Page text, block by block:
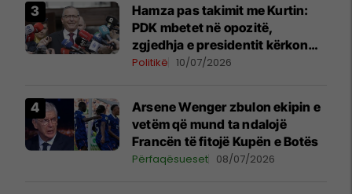
Hamza pas takimit me Kurtin:
PDK mbetet në opozitë,
zgjedhja e presidentit kërkon
bashkëpunim me LVV-në
Politikë 10/07/2026
Arsene Wenger zbulon ekipin e
vetëm që mund ta ndalojë
Francën të fitojë Kupën e Botës
Përfaqësueset 08/07/2026